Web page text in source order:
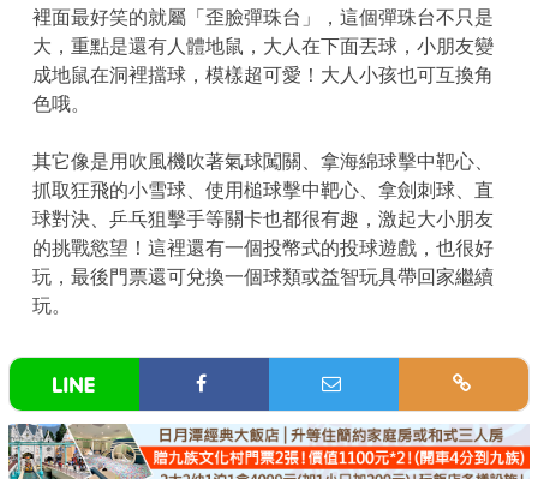
裡面最好笑的就屬「歪臉彈珠台」，這個彈珠台不只是
大，重點是還有人體地鼠，大人在下面丟球，小朋友變
成地鼠在洞裡擋球，模樣超可愛！大人小孩也可互換角
色哦。
其它像是用吹風機吹著氣球闖關、拿海綿球擊中靶心、
抓取狂飛的小雪球、使用槌球擊中靶心、拿劍刺球、直
球對決、乒乓狙擊手等關卡也都很有趣，激起大小朋友
的挑戰慾望！這裡還有一個投幣式的投球遊戲，也很好
玩，最後門票還可兌換一個球類或益智玩具帶回家繼續
玩。